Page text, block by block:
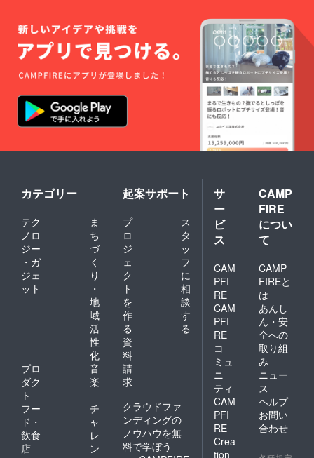
カテゴリー
テク
ノロ
ジー
・ガ
ジェ
ット
ま
ち
づ
く
り
・
地
域
活
性
化
プロ
ダク
ト
音
楽
フー
ド・
飲食
店
チ
ャ
レ
ン
起案サポート
プ
ロ
ジ
ェ
ク
ト
を
作
る
ス
タ
ッ
フ
に
相
談
す
る
資
料
請
求
クラウドファ
ンディングの
ノウハウを無
料で学ぼう
サ
ー
ビ
ス
CAM
PFI
RE
CAM
PFI
RE
コ
ミュ
ニ
ティ
CAM
PFI
RE
Crea
tion
CAMP
FIRE
につい
て
CAMP
FIREと
は
あんし
ん・安
全への
取り組
み
ニュー
ス
ヘルプ
お問い
合わせ